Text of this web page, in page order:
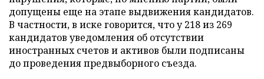
допущены еще на этапе выдвижения кандидатов.
В частности, в иске говорится, что у 218 из 269
кандидатов уведомления об отсутствии
иностранных счетов и активов были подписаны
до проведения предвыборного съезда.